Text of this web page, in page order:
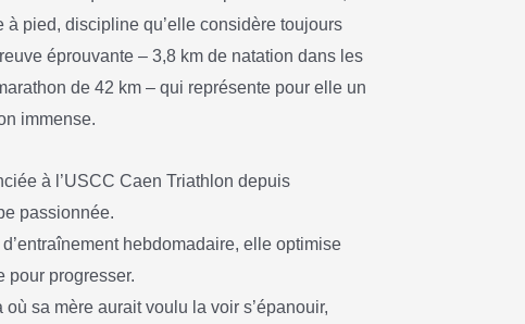
pied, discipline qu’elle considère toujours
éprouvante – 3,8 km de natation dans les
de 42 km – qui représente pour elle un
immense.
à l’USCC Caen Triathlon depuis
passionnée.
hebdomadaire, elle optimise
pour progresser.
où sa mère aurait voulu la voir s’épanouir,